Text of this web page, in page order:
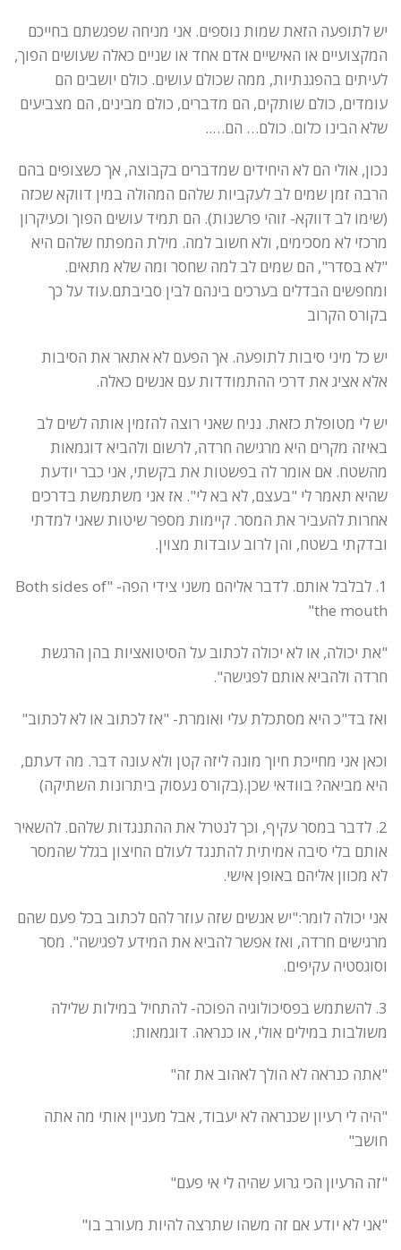
יש לתופעה הזאת שמות נוספים. אני מניחה שפגשתם בחייכם
המקצועיים או האישיים אדם אחד או שניים כאלה שעושים הפוך,
לעיתים בהפגנתיות, ממה שכולם עושים. כולם יושבים הם
עומדים, כולם שותקים, הם מדברים, כולם מבינים, הם מצביעים
שלא הבינו כלום. כולם… הם…..
נכון, אולי הם לא היחידים שמדברים בקבוצה, אך כשצופים בהם
הרבה זמן שמים לב לעקביות שלהם המהולה במין דווקא שכזה
(שימו לב דווקא- זוהי פרשנות). הם תמיד עושים הפוך וכעיקרון
מרכזי לא מסכימים, ולא חשוב למה. מילת המפתח שלהם היא
"לא בסדר", הם שמים לב למה שחסר ומה שלא מתאים.
ומחפשים הבדלים בערכים בינהם לבין סביבתם.עוד על כך
בקורס הקרוב
יש כל מיני סיבות לתופעה. אך הפעם לא אתאר את הסיבות
אלא אציג את דרכי ההתמודדות עם אנשים כאלה.
יש לי מטופלת כזאת. נניח שאני רוצה להזמין אותה לשים לב
באיזה מקרים היא מרגישה חרדה, לרשום ולהביא דוגמאות
מהשטח. אם אומר לה בפשטות את בקשתי, אני כבר יודעת
שהיא תאמר לי "בעצם, לא בא לי". אז אני משתמשת בדרכים
אחרות להעביר את המסר. קיימות מספר שיטות שאני למדתי
ובדקתי בשטח, והן לרוב עובדות מצוין.
1. לבלבל אותם. לדבר אליהם משני צידי הפה- "Both sides of
the mouth"
"את יכולה, או לא יכולה לכתוב על הסיטואציות בהן הרגשת
חרדה ולהביא אותם לפגישה".
ואז בד"כ היא מסתכלת עלי ואומרת- "אז לכתוב או לא לכתוב"
וכאן אני מחייכת חיוך מונה ליזה קטן ולא עונה דבר. מה דעתם,
היא מביאה? בוודאי שכן.(בקורס נעסוק ביתרונות השתיקה)
2. לדבר במסר עקיף, וכך לנטרל את ההתנגדות שלהם. להשאיר
אותם בלי סיבה אמיתית להתנגד לעולם החיצון בגלל שהמסר
לא מכוון אליהם באופן אישי.
אני יכולה לומר:"יש אנשים שזה עוזר להם לכתוב בכל פעם שהם
מרגישים חרדה, ואז אפשר להביא את המידע לפגישה". מסר
וסוגסטיה עקיפים.
3. להשתמש בפסיכולוגיה הפוכה- להתחיל במילות שלילה
משולבות במילים אולי, או כנראה. דוגמאות:
"אתה כנראה לא הולך לאהוב את זה"
"היה לי רעיון שכנראה לא יעבוד, אבל מעניין אותי מה אתה
חושב"
"זה הרעיון הכי גרוע שהיה לי אי פעם"
"אני לא יודע אם זה משהו שתרצה להיות מעורב בו"